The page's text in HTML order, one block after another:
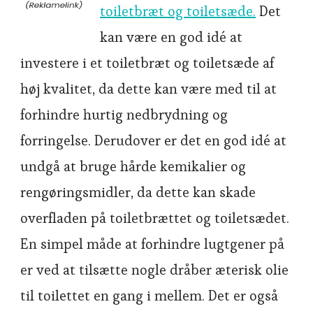
toiletbræt og toiletsæde. Det
kan være en god idé at
investere i et toiletbræt og toiletsæde af
høj kvalitet, da dette kan være med til at
forhindre hurtig nedbrydning og
forringelse. Derudover er det en god idé at
undgå at bruge hårde kemikalier og
rengøringsmidler, da dette kan skade
overfladen på toiletbrættet og toiletsædet.
En simpel måde at forhindre lugtgener på
er ved at tilsætte nogle dråber æterisk olie
til toilettet en gang i mellem. Det er også